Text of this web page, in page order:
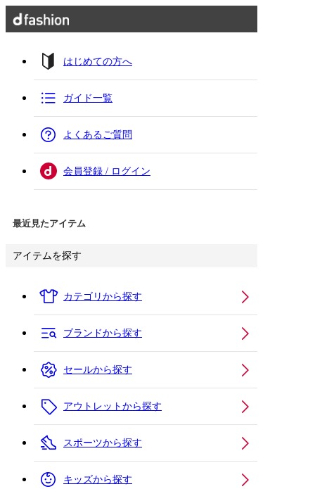
はじめての方へ
ガイド一覧
よくあるご質問
会員登録 / ログイン
最近見たアイテム
アイテムを探す
カテゴリから探す
ブランドから探す
セールから探す
アウトレットから探す
スポーツから探す
キッズから探す